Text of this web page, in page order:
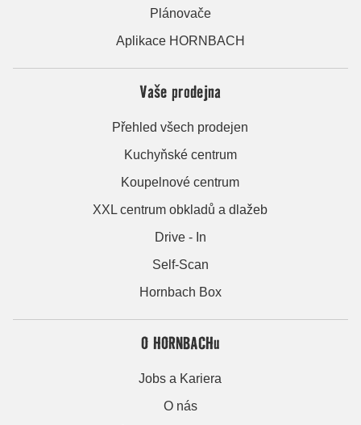
Plánovače
Aplikace HORNBACH
Vaše prodejna
Přehled všech prodejen
Kuchyňské centrum
Koupelnové centrum
XXL centrum obkladů a dlažeb
Drive - In
Self-Scan
Hornbach Box
O HORNBACHu
Jobs a Kariera
O nás